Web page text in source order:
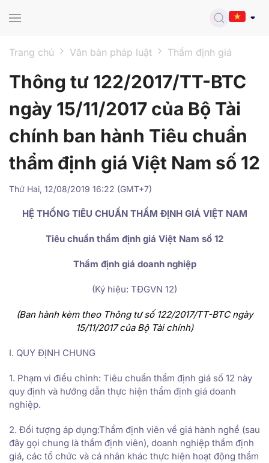
Trang chủ Văn bản pháp luật Thẩm định giá
Thông tư 122/2017/TT-BTC
ngày 15/11/2017 của Bộ Tài
chính ban hành Tiêu chuẩn
thẩm định giá Việt Nam số 12
Thứ Hai, 12/08/2019 16:22 (GMT+7)
HỆ THỐNG TIÊU CHUẨN THẨM ĐỊNH GIÁ VIỆT NAM
Tiêu chuẩn thẩm định giá Việt Nam số 12
Thẩm định giá doanh nghiệp
(Ký hiệu: TĐGVN 12)
(Ban hành kèm theo Thông tư số 122/2017/TT-BTC ngày
15/11/2017 của Bộ Tài chính)
I. QUY ĐỊNH CHUNG
1. Phạm vi điều chỉnh: Tiêu chuẩn thẩm định giá số 12 này
quy định và hướng dẫn thực hiện thẩm định giá doanh
nghiệp.
2. Đối tượng áp dụng:Thẩm định viên về giá hành nghề (sau
đây gọi chung là thẩm định viên), doanh nghiệp thẩm định
giá, các tổ chức và cá nhân khác thực hiện hoạt động thẩm